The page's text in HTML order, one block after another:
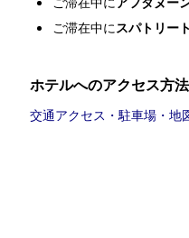
ご滞在中にスパトリー
ホテルへのアクセス方法
交通アクセス・駐車場・地